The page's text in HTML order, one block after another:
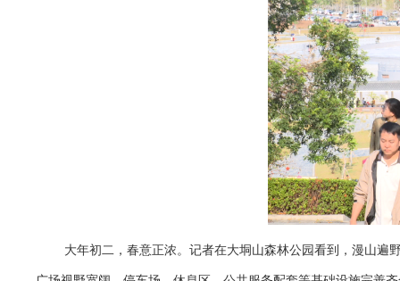
大年初二，春意正浓。记者在大垌山森林公园看到，漫山遍